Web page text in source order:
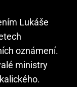
Lukáše
oznámení.
ministry